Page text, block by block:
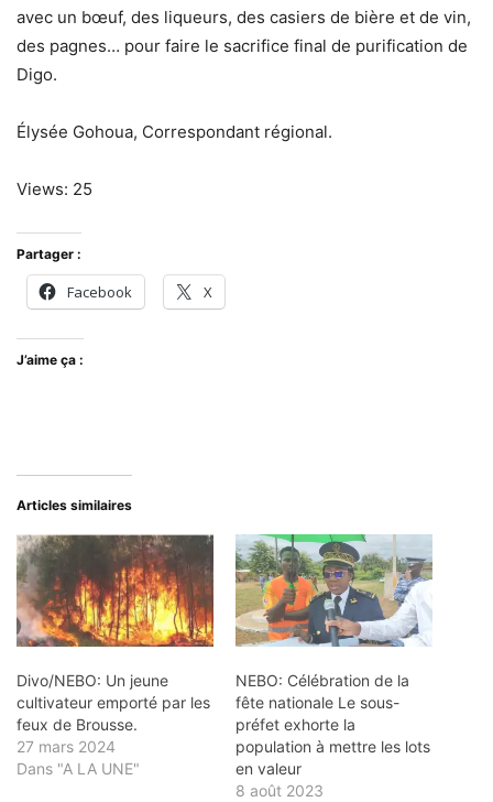
avec un bœuf, des liqueurs, des casiers de bière et de vin,
des pagnes… pour faire le sacrifice final de purification de
Digo.
Élysée Gohoua, Correspondant régional.
Views: 25
Partager :
Facebook X
J’aime ça :
Articles similaires
Divo/NEBO: Un jeune
cultivateur emporté par les
feux de Brousse.
27 mars 2024
Dans "A LA UNE"
NEBO: Célébration de la
fête nationale Le sous-
préfet exhorte la
population à mettre les lots
en valeur
8 août 2023